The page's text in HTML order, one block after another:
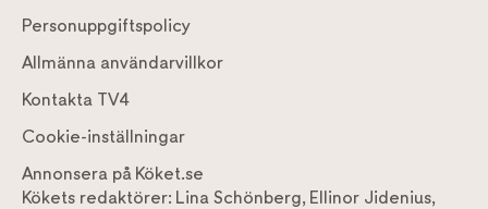
Personuppgiftspolicy
Allmänna användarvillkor
Kontakta TV4
Cookie-inställningar
Annonsera på Köket.se
Kökets redaktörer: Lina Schönberg, Ellinor Jidenius,